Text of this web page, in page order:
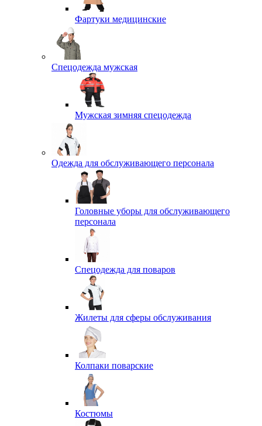
Фартуки медицинские
Спецодежда мужская
Мужская зимняя спецодежда
Одежда для обслуживающего персонала
Головные уборы для обслуживающего
персонала
Спецодежда для поваров
Жилеты для сферы обслуживания
Колпаки поварские
Костюмы